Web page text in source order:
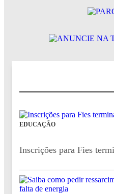
EDUCAÇÃO
Inscrições para Fies